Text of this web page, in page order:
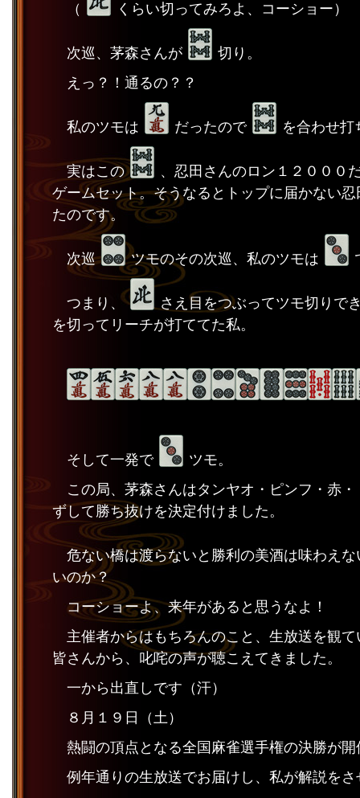
（ くらい切ってみろよ、コーショー）
次巡、茅森さんが
切り。
えっ？！通るの？？
私のツモは だったので を合わせ打
実はこの
、忍田さんのロン１２０００
ゲームセット。そうなるとトップに届かない
たのです。
次巡 ツモのその次巡、私のツモは
つまり、
さえ目をつぶってツモ切りで
を切ってリーチが打ててた私。
そして一発で
ツモ。
この局、茅森さんはタンヤオ・ピンフ・赤
ずして勝ち抜けを決定付けました。
危ない橋は渡らないと勝利の美酒は味わえ
いのか？
コーショーよ、来年があると思うなよ！
主催者からはもちろんのこと、生放送を観
皆さんから、叱咤の声が聴こえてきました。
一から出直しです（汗）
８月１９日（土）
熱闘の頂点となる全国麻雀選手権の決勝が
例年通りの生放送でお届けし、私が解説を